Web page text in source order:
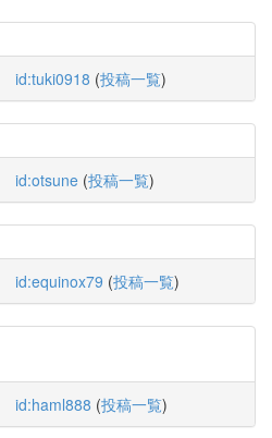
id:tuki0918 (投稿一覧)
id:otsune (投稿一覧)
id:equinox79 (投稿一覧)
id:haml888 (投稿一覧)